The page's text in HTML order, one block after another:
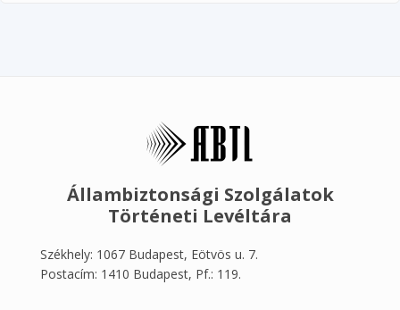
Állambiztonsági Szolgálatok
Történeti Levéltára
Székhely: 1067 Budapest, Eötvös u. 7.
Postacím: 1410 Budapest, Pf.: 119.